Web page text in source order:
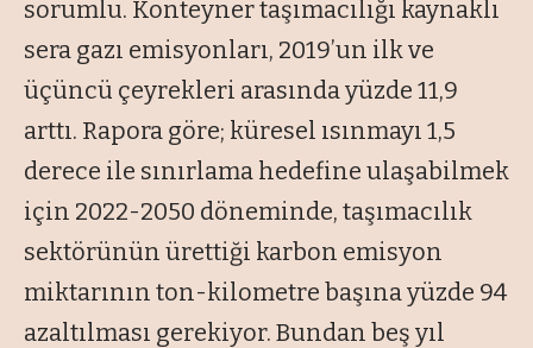
sorumlu. Konteyner taşımacılığı kaynaklı
sera gazı emisyonları, 2019’un ilk ve
üçüncü çeyrekleri arasında yüzde 11,9
arttı. Rapora göre; küresel ısınmayı 1,5
derece ile sınırlama hedefine ulaşabilmek
için 2022-2050 döneminde, taşımacılık
sektörünün ürettiği karbon emisyon
miktarının ton-kilometre başına yüzde 94
azaltılması gerekiyor. Bundan beş yıl